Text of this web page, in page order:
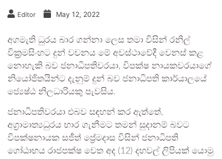
Editor May 12, 2022
අගමැති ධුරය බාර ගන්නා ලෙස තමා විසින් රනිල්
වික්‍රමසිංහට දුන් වචනය මේ අවස්ථාවේදී වෙනස් කළ
නොහැකි බව ජනාධිපතිවරයා, විපක්ෂ නායකවරයාගේ
නියෝජිතයින්ට දැනුම් දුන් බව ජනාධිපති කාර්යාලයේ
ජ්‍යෙෂ්ඨ නිලධාරියකු පැවසිය.
ජනාධිපතිවරයා එබව සඳහන් කර ඇත්තේ,
අග්‍රාමාත්‍යධුරය භාර ගැනීමට තමන් සුදානම් බවට
විපක්ෂනායක සජීත් ප්‍රේමදාස විසින් ජනාධිපති
ගෝඨාභය රාජපක්ෂ වෙත අද (12) දහවල් ලිපියක් යොමු